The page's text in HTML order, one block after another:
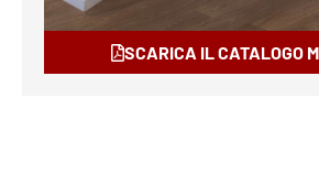
SCARICA IL CATALOGO